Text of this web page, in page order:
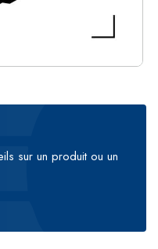
sur un produit ou un